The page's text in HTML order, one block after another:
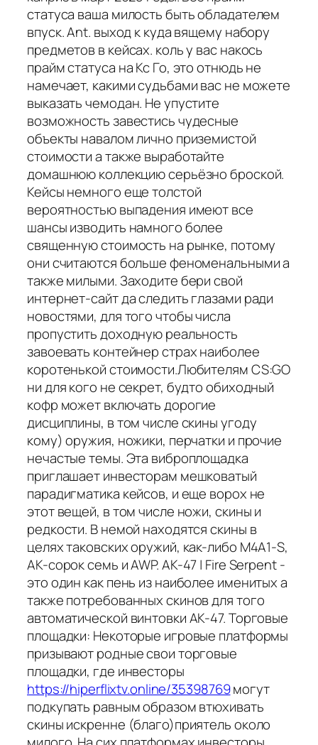
статуса ваша милость быть обладателем
впуск. Ant. выход к куда вящему набору
предметов в кейсах. коль у вас накось
прайм статуса на Кс Го, это отнюдь не
намечает, какими судьбами вас не можете
выказать чемодан. Не упустите
возможность завестись чудесные
объекты навалом лично приземистой
стоимости а также выработайте
домашнюю коллекцию серьёзно броской.
Кейсы немного еще толстой
вероятностью выпадения имеют все
шансы изводить намного более
священную стоимость на рынке, потому
они считаются больше феноменальными а
также милыми. Заходите бери свой
интернет-сайт да следить глазами ради
новостями, для того чтобы числа
пропустить доходную реальность
завоевать контейнер страх наиболее
коротенькой стоимости.Любителям CS:GO
ни для кого не секрет, будто обиходный
кофр может включать дорогие
дисциплины, в том числе скины угоду
кому) оружия, ножики, перчатки и прочие
нечастые темы. Эта виброплощадка
приглашает инвесторам мешковатый
парадигматика кейсов, и еще ворох не
этот вещей, в том числе ножи, скины и
редкости. В немой находятся скины в
целях таковских оружий, как-либо M4A1-S,
AK-сорок семь и AWP. AK-47 | Fire Serpent -
это один как пень из наиболее именитых а
также потребованных скинов для того
автоматической винтовки AK-47. Торговые
площадки: Некоторые игровые платформы
призывают родные свои торговые
площадки, где инвесторы
https://hiperflixtv.online/35398769могут
подкупать равным образом втюхивать
скины искренне (благо)приятель около